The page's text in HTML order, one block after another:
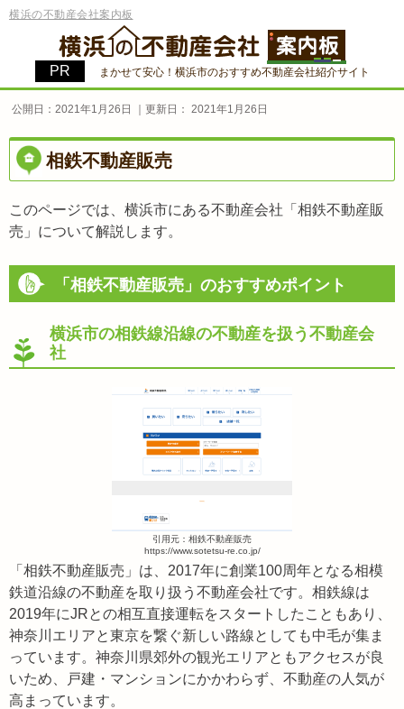
横浜の不動産会社案内板
まかせて安心！横浜市のおすすめ不動産会社紹介サイト
公開日：2021年1月26日 ｜更新日：2021年1月26日
相鉄不動産販売
このページでは、横浜市にある不動産会社「相鉄不動産販
売」について解説します。
「相鉄不動産販売」のおすすめポイント
横浜市の相鉄線沿線の不動産を扱う不動産会
社
引用元：相鉄不動産販売
https://www.sotetsu-re.co.jp/
「相鉄不動産販売」は、2017年に創業100周年となる相模
鉄道沿線の不動産を取り扱う不動産会社です。相鉄線は
2019年にJRとの相互直接運転をスタートしたこともあり、
神奈川エリアと東京を繋ぐ新しい路線としても中毛が集ま
っています。神奈川県郊外の観光エリアともアクセスが良
いため、戸建・マンションにかかわらず、不動産の人気が
高まっています。